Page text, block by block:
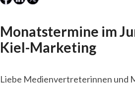
Monatstermine im
Kiel-Marketing
Liebe Medienvertreterinnen und